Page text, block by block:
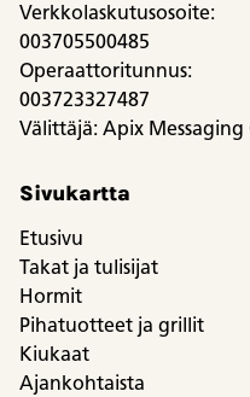
Verkkolaskutusosoite:
003705500485
Operaattoritunnus:
003723327487
Välittäjä: Apix Messaging
Sivukartta
Etusivu
Takat ja tulisijat
Hormit
Pihatuotteet ja grillit
Kiukaat
Ajankohtaista